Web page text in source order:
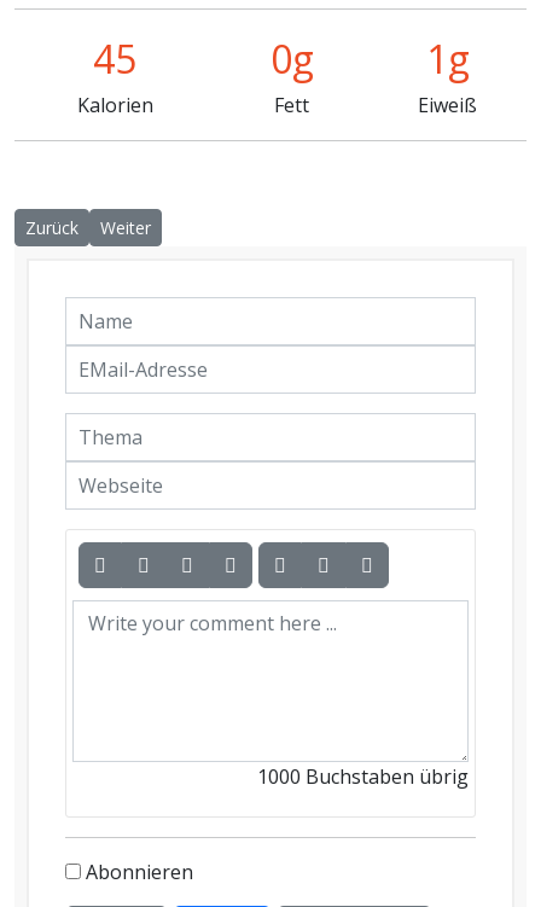
45 0g 1g
Kalorien Fett Eiweiß
Vorheriger Beitrag: Flammkuchen mit Feta und Cranberry
Zurück Nächster Beitrag: Grillkäse-Pizza mit Tomatensoße &
Weiter
1000 Buchstaben übrig
Abonnieren